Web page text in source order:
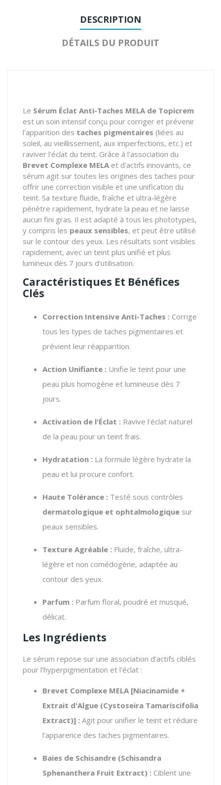
DESCRIPTION
DÉTAILS DU PRODUIT
Le Sérum Éclat Anti-Taches MELA de Topicrem
est un soin intensif conçu pour corriger et prévenir
l'apparition des taches pigmentaires (liées au
soleil, au vieillissement, aux imperfections, etc.) et
raviver l'éclat du teint. Grâce à l'association du
Brevet Complexe MELA et d'actifs innovants, ce
sérum agit sur toutes les origines des taches pour
offrir une correction visible et une unification du
teint. Sa texture fluide, fraîche et ultra-légère
pénètre rapidement, hydrate la peau et ne laisse
aucun fini gras. Il est adapté à tous les phototypes,
y compris les peaux sensibles, et peut être utilisé
sur le contour des yeux. Les résultats sont visibles
rapidement, avec un teint plus unifié et plus
lumineux dès 7 jours d'utilisation.
Caractéristiques Et Bénéfices
Clés
Correction Intensive Anti-Taches : Corrige
tous les types de taches pigmentaires et
prévient leur réapparition.
Action Unifiante : Unifie le teint pour une
peau plus homogène et lumineuse dès 7
jours.
Activation de l'Éclat : Ravive l'éclat naturel
de la peau pour un teint frais.
Hydratation : La formule légère hydrate la
peau et lui procure confort.
Haute Tolérance : Testé sous contrôles
dermatologique et ophtalmologique sur
peaux sensibles.
Texture Agréable : Fluide, fraîche, ultra-
légère et non comédogène, adaptée au
contour des yeux.
Parfum : Parfum floral, poudré et musqué,
délicat.
Les Ingrédients
Le sérum repose sur une association d'actifs ciblés
pour l'hyperpigmentation et l'éclat :
Brevet Complexe MELA [Niacinamide +
Extrait d'Algue (Cystoseira Tamariscifolia
Extract)] : Agit pour unifier le teint et réduire
l'apparence des taches pigmentaires.
Baies de Schisandre (Schisandra
Sphenanthera Fruit Extract) : Ciblent une